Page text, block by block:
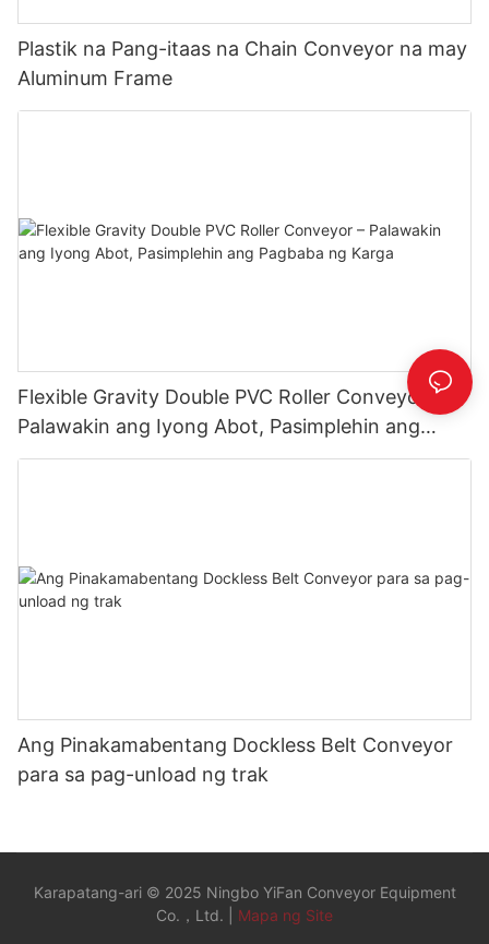
Plastik na Pang-itaas na Chain Conveyor na may
Aluminum Frame
Flexible Gravity Double PVC Roller Conveyor –
Palawakin ang Iyong Abot, Pasimplehin ang
Pagbaba ng Karga
Ang Pinakamabentang Dockless Belt Conveyor
para sa pag-unload ng trak
Karapatang-ari © 2025 Ningbo YiFan Conveyor Equipment
Co.，Ltd. |
Mapa ng Site